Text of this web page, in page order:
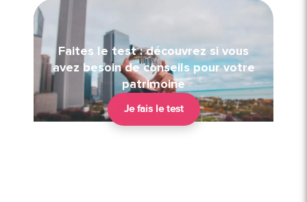
Faites le test : découvrez si vous
avez besoin de conseils pour votre
patrimoine
Je fais le test